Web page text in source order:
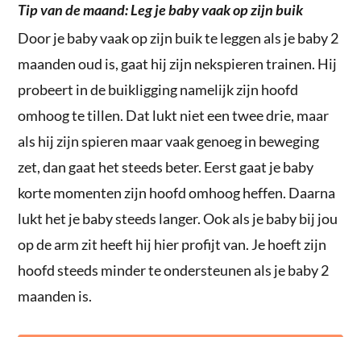
Tip van de maand: Leg je baby vaak op zijn buik
Door je baby vaak op zijn buik te leggen als je baby 2
maanden oud is, gaat hij zijn nekspieren trainen. Hij
probeert in de buikligging namelijk zijn hoofd
omhoog te tillen. Dat lukt niet een twee drie, maar
als hij zijn spieren maar vaak genoeg in beweging
zet, dan gaat het steeds beter. Eerst gaat je baby
korte momenten zijn hoofd omhoog heffen. Daarna
lukt het je baby steeds langer. Ook als je baby bij jou
op de arm zit heeft hij hier profijt van. Je hoeft zijn
hoofd steeds minder te ondersteunen als je baby 2
maanden is.